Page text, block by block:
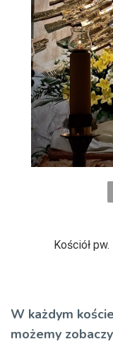
Kościół
W każdym
możemy